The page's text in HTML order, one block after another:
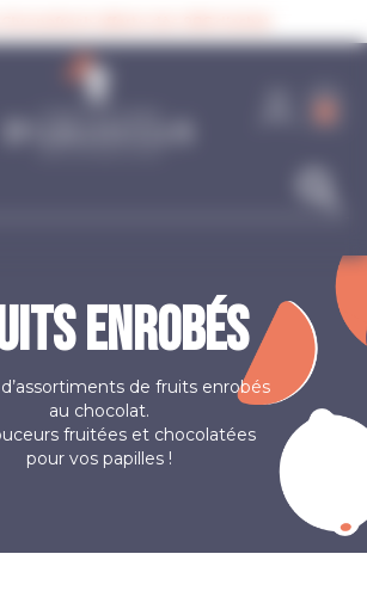
search
ENROBÉS
de fruits enrobés
au chocolat.
fruitées et chocolatées
pour vos papilles !
des cookies